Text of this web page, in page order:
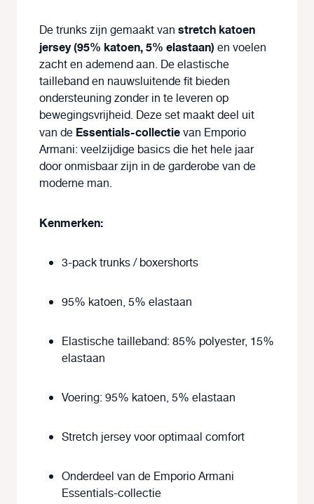
De trunks zijn gemaakt van stretch katoen
jersey (95% katoen, 5% elastaan) en voelen
zacht en ademend aan. De elastische
tailleband en nauwsluitende fit bieden
ondersteuning zonder in te leveren op
bewegingsvrijheid. Deze set maakt deel uit
van de Essentials-collectievan Emporio
Armani: veelzijdige basics die het hele jaar
door onmisbaar zijn in de garderobe van de
moderne man.
Kenmerken:
3-pack trunks / boxershorts
95% katoen, 5% elastaan
Elastische tailleband: 85% polyester, 15%
elastaan
Voering: 95% katoen, 5% elastaan
Stretch jersey voor optimaal comfort
Onderdeel van de Emporio Armani
Essentials-collectie